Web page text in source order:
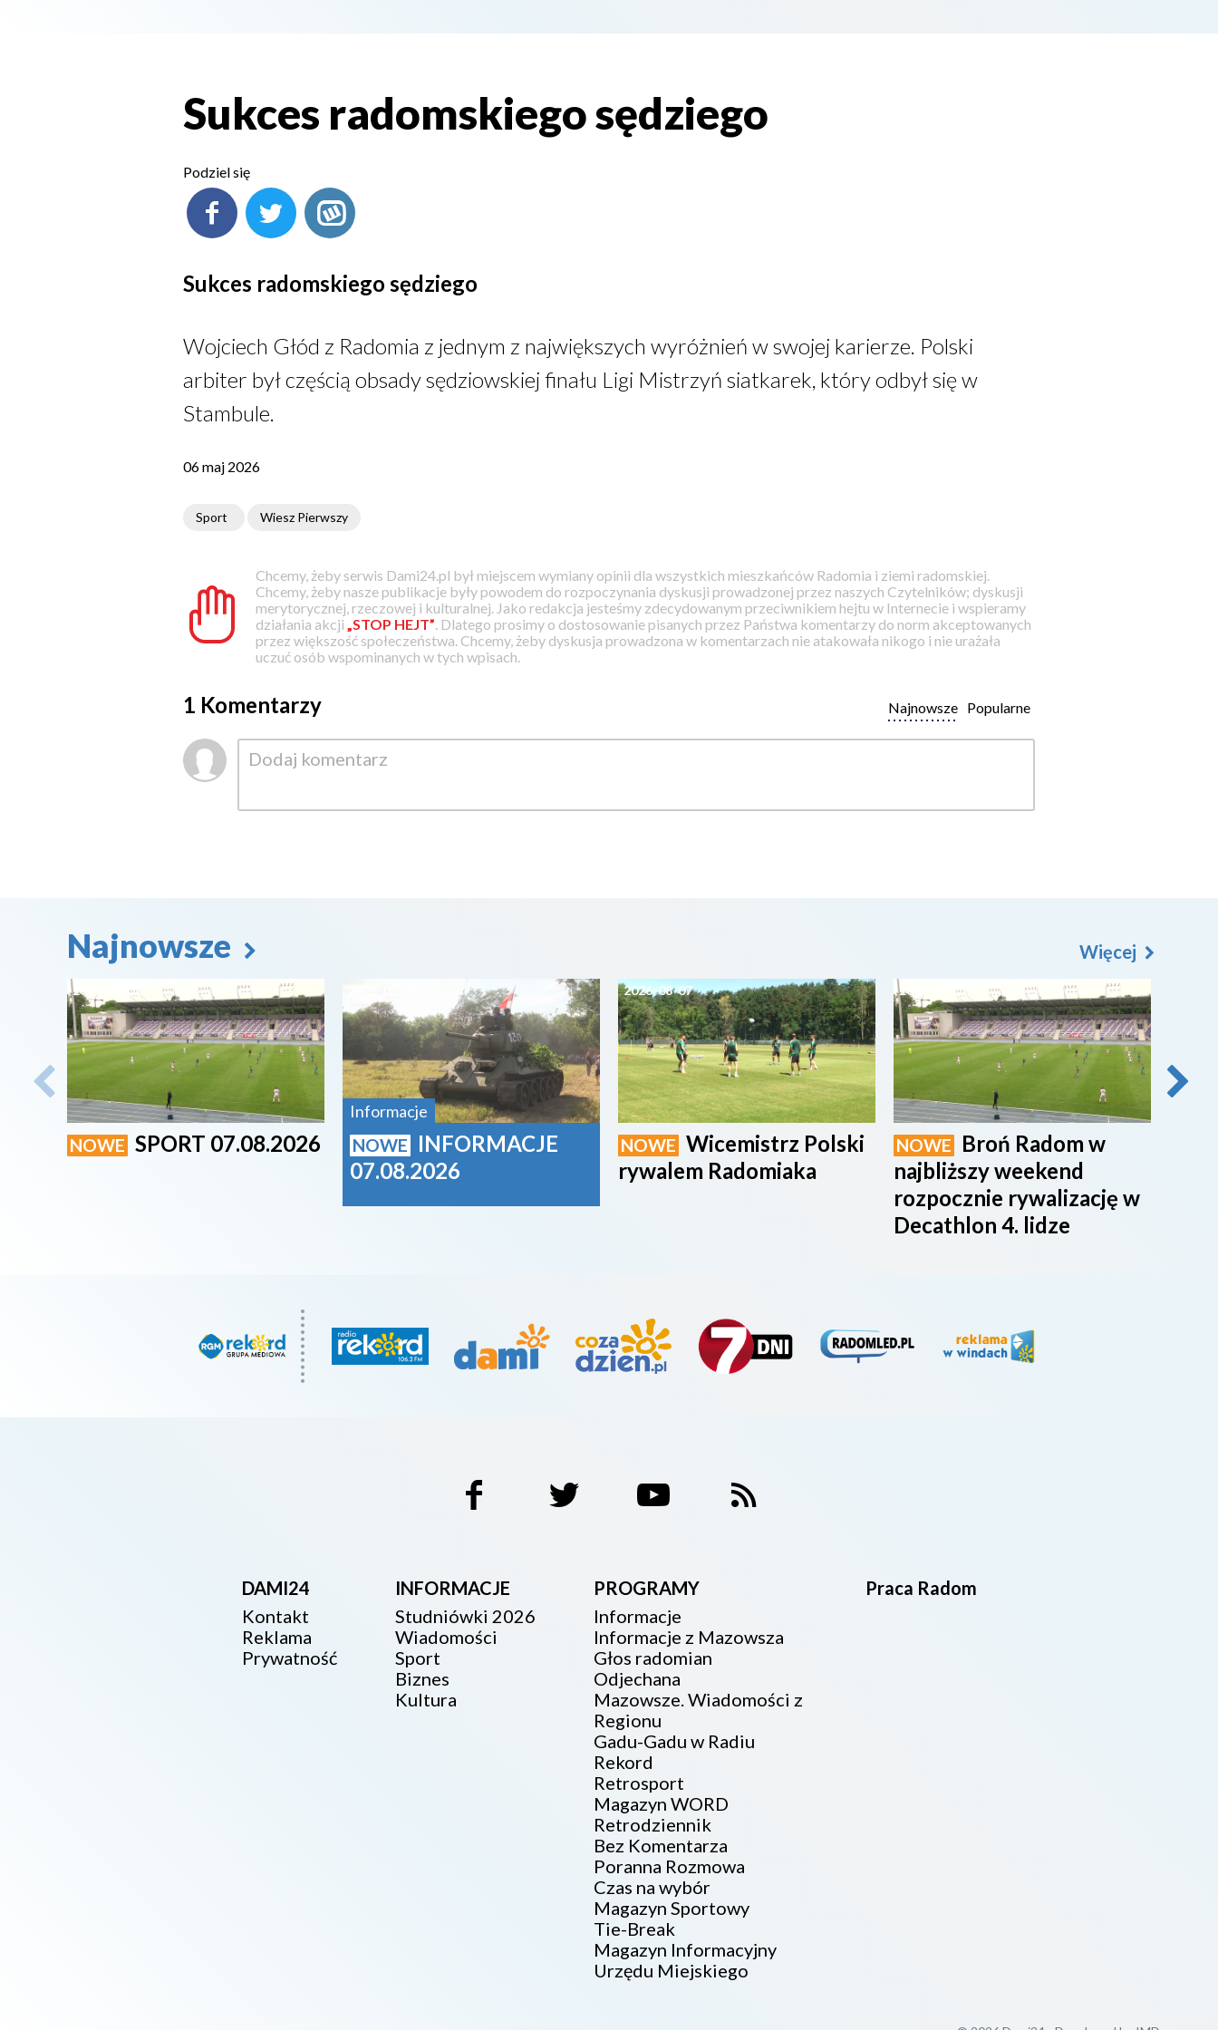
Sukces radomskiego sędziego
Podziel się
Sukces radomskiego sędziego
Wojciech Głód z Radomia z jednym z największych wyróżnień w swojej karierze. Polski
arbiter był częścią obsady sędziowskiej finału Ligi Mistrzyń siatkarek, który odbył się w
Stambule.
06 maj 2026
Sport Wiesz Pierwszy
Chcemy, żeby serwis Dami24.pl był miejscem wymiany opinii dla wszystkich mieszkańców Radomia i ziemi radomskiej.
Chcemy, żeby nasze publikacje były powodem do rozpoczynania dyskusji prowadzonej przez naszych Czytelników; dyskusji
merytorycznej, rzeczowej i kulturalnej. Jako redakcja jesteśmy zdecydowanym przeciwnikiem hejtu w Internecie i wspieramy
działania akcji „STOP HEJT” . Dlatego prosimy o dostosowanie pisanych przez Państwa komentarzy do norm akceptowanych
przez większość społeczeństwa. Chcemy, żeby dyskusja prowadzona w komentarzach nie atakowała nikogo i nie urażała
uczuć osób wspominanych w tych wpisach.
1 Komentarzy Popularne
Najnowsze
Najnowsze
2026-08-07
NOWE SPORT 07.08.2026
Informacje
NOWE
INFORMACJE
07.08.2026
2026-08-07
NOWE Wicemistrz Polski
rywalem Radomiaka
2026-08-07
NOWE
Broń Radom w
najbliższy weekend
rozpocznie rywalizację w
Decathlon 4. lidze
Więcej
DAMI24
Kontakt
Reklama
Prywatność
INFORMACJE
Studniówki 2026
Wiadomości
Sport
Biznes
Kultura
PROGRAMY
Informacje
Informacje z Mazowsza
Głos radomian
Odjechana
Mazowsze. Wiadomości z
Regionu
Gadu-Gadu w Radiu
Rekord
Retrosport
Magazyn WORD
Retrodziennik
Bez Komentarza
Poranna Rozmowa
Czas na wybór
Magazyn Sportowy
Tie-Break
Magazyn Informacyjny
Urzędu Miejskiego
Praca Radom